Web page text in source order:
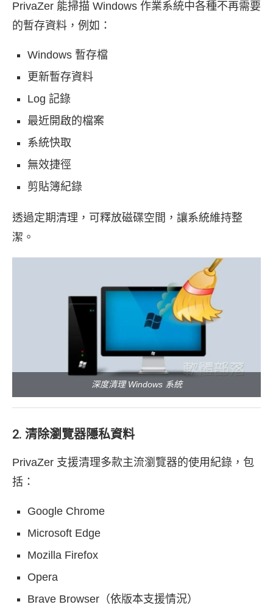
PrivaZer 能掃描 Windows 作業系統中各種不再需要
的暫存資料，例如：
Windows 暫存檔
更新暫存資料
Log 記錄
最近開啟的檔案
系統快取
無效捷徑
剪貼簿紀錄
透過定期清理，可釋放磁碟空間，讓系統維持整
潔。
深度清理 Windows 系統
2. 清除瀏覽器隱私資料
PrivaZer 支援清理多款主流瀏覽器的使用紀錄，包
括：
Google Chrome
Microsoft Edge
Mozilla Firefox
Opera
Brave Browser（依版本支援情況）